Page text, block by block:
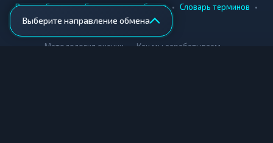
Выберите направление обмена
Вики • Города • Безопасность обмена • Словарь терминов •
AML-проверка
Методология оценки Как мы зарабатываем